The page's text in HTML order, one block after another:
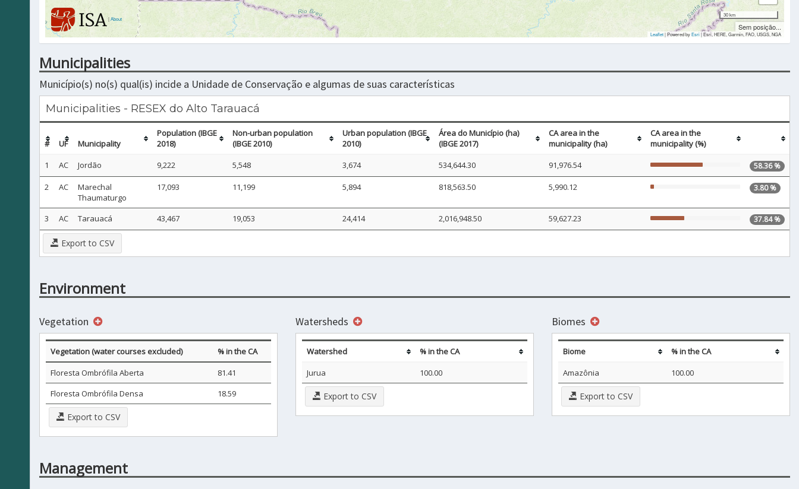
|About
30 km
Sem posição...
Leaflet| Powered byEsri|Esri, HERE, Garmin, FAO, USGS, NGA
Municipalities
Município(s) no(s) qual(is) incide a Unidade de Conservação e algumas de suas características
Municipalities - RESEX do Alto Tarauacá
# UF Municipality
Population (IBGE
2018)
Non-urban population
(IBGE 2010)
Urban population (IBGE
2010)
Área do Município (ha)
(IBGE 2017)
CA area in the
municipality (ha)
CA area in the
municipality (%)
1
AC Jordão 9,222 5,548 3,674 534,644.30 91,976.54 58.36 %
2 AC
Marechal
Thaumaturgo
17,093 11,199 5,894 818,563.50 5,990.12 3.80 %
3 AC Tarauacá 43,467 19,053 24,414 2,016,948.50 59,627.23 37.84 %
Export to CSV
Environment
Vegetation
Vegetation (water courses excluded)
% in the CA
Floresta Ombrófila Aberta
81.41
Floresta Ombrófila Densa
18.59
Export to CSV
Watersheds
Watershed
% in the CA
Jurua
100.00
Export to CSV
Biomes
Biome
% in the CA
Amazônia
100.00
Export to CSV
Management